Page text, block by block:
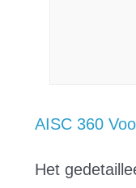
AISC 360
Het